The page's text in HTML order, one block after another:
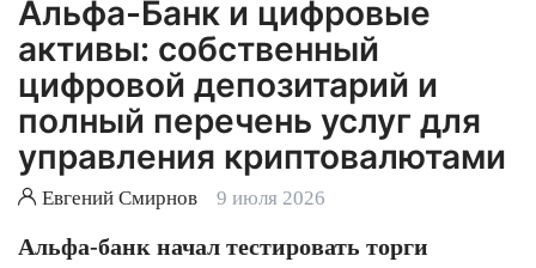
Альфа-Банк и цифровые
активы: собственный
цифровой депозитарий и
полный перечень услуг для
управления криптовалютами
Евгений Смирнов 9 июля 2026
Альфа-банк начал тестировать торги